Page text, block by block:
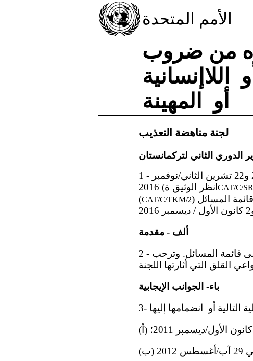
الأمم المتحدة
من ضروب
اللاإنسانية
أو المهينة
لجنة مناهضة التعذيب
1 - نظرت لجنة مناهضة التعذيب ، في جلستيها 1480 و1483 المعقودتين في 21 و22 تشرين الثاني/نوفمبر
2016 (انظر الوثيق ةCAT/C/
(CAT/C/TKM/2
ألف - مقدمة
2 - تشيد اللجنة بتقديم الدولة الطرف في الوقت المناسب لتقريرها وردودها على قائمة المسائل. وترحب
باء- الجوانب الإيجابية